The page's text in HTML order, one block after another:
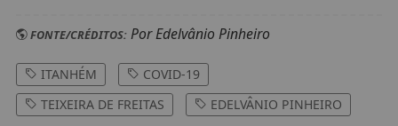
FONTE/CRÉDITOS:Por Edelvânio Pinheiro
ITANHÉM
COVID-19
TEIXEIRA DE FREITAS
EDELVÂNIO PINHEIRO